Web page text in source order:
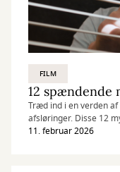
FILM
12 spændende
Træd ind i en verden
afsløringer. Disse 12
fra første spor til
11. februar 2026